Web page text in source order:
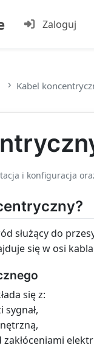
Zaloguj
Kabel
i konfiguracja
służący do
się w osi
się z:
sygnał,